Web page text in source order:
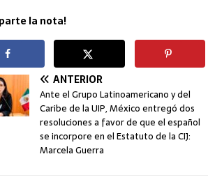
la nota!
ANTERIOR
Ante el Grupo Latinoamericano y del
Caribe de la UIP, México entregó dos
resoluciones a favor de que el español
se incorpore en el Estatuto de la CIJ:
Marcela Guerra